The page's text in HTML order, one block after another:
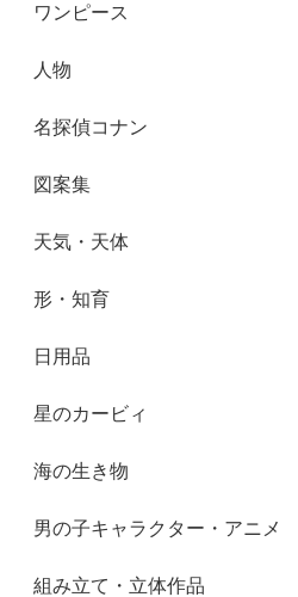
ワンピース
人物
名探偵コナン
図案集
天気・天体
形・知育
日用品
星のカービィ
海の生き物
男の子キャラクター・アニメ
組み立て・立体作品